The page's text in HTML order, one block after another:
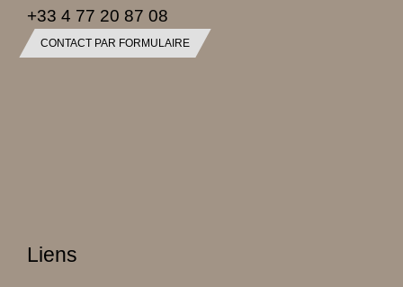
+33 4 77 20 87 08
CONTACT PAR FORMULAIRE
Liens